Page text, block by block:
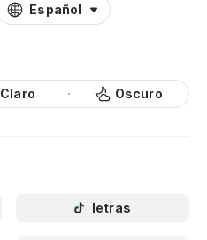
Español
Claro Oscuro
letras